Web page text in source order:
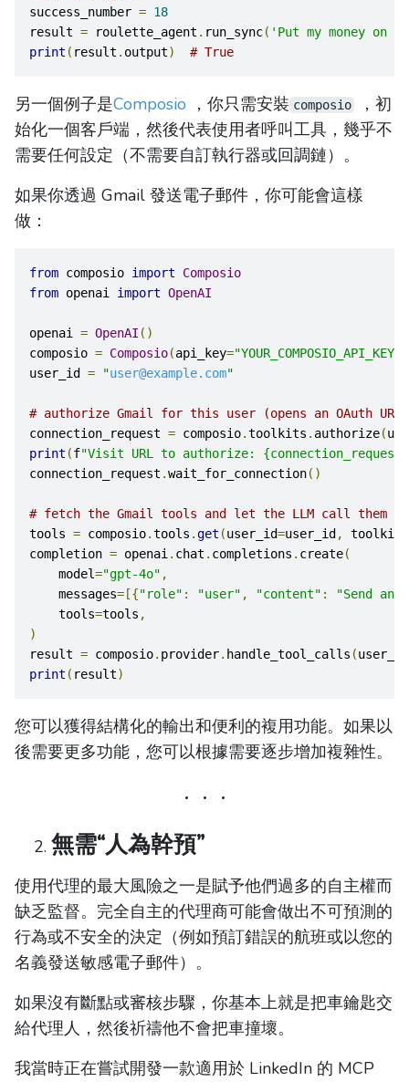
success_number = 18
result = roulette_agent . run_sync( 'Put my money on
print ( result . output) # True
另一個例子是Composio ，你只需安裝 composio
，初
始化一個客戶端，然後代表使用者呼叫工具，幾乎不
需要任何設定（不需要自訂執行器或回調鏈）。
如果你透過 Gmail 發送電子郵件，你可能會這樣
做：
from composio import
Composio
from openai import OpenAI
openai = OpenAI ()
composio = Composio(api_key="YOUR_COMPOSIO_API_KEY"
user_id = "user@example.com"
# authorize Gmail for this user (opens an OAuth URL)
connection_request = composio.toolkits . authorize(
print (f"Visit URL to authorize:
connection_request .wait_for_connection()
# fetch the Gmail tools and let the LLM call them
tools = composio.tools .get (user_id=user_id ,
toolkits
completion = openai . chat . completions . create(
    model
="gpt-4o" ,
    messages
=[{"role" : "user" , "content" :
"Send an
    tools
=tools ,
)
result = composio. provider. handle_tool_calls (user_id
print ( result)
您可以獲得結構化的輸出和便利的複用功能。如果以
後需要更多功能，您可以根據需要逐步增加複雜性。
無需“人為幹預”
使用代理的最大風險之一是賦予他們過多的自主權而
缺乏監督。完全自主的代理商可能會做出不可預測的
行為或不安全的決定（例如預訂錯誤的航班或以您的
名義發送敏感電子郵件）。
如果沒有斷點或審核步驟，你基本上就是把車鑰匙交
給代理人，然後祈禱他不會把車撞壞。
我當時正在嘗試開發一款適用於 LinkedIn 的 MCP